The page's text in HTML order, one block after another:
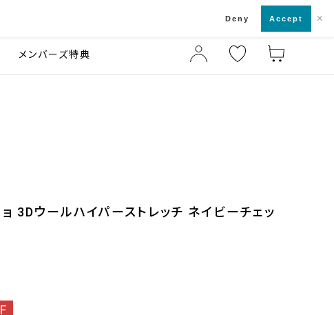
メンバーズ特典
ョ 3Dウールハイパーストレッチ ネイビーチェッ
Deny Accept ×